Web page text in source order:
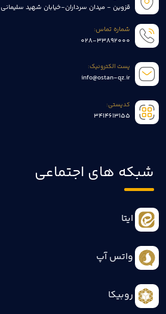
قزوین - میدان سرداران-خیابان شهید سلیمانی
شماره تماس:
028-33892000
پست الکترونیک:
info@ostan-qz.ir
کدپستی:
3414613155
شبکه های اجتماعی
ایتا
واتس آپ
روبیکا